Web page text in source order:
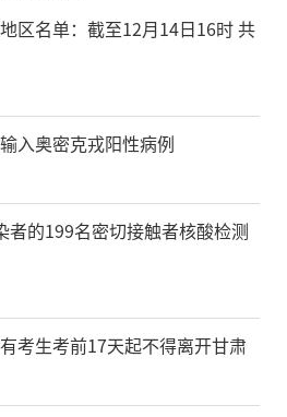
区名单：截至12月14日16时 共
入奥密克戎阳性病例
者的199名密切接触者核酸检测
考生考前17天起不得离开甘肃